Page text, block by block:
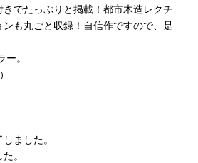
でたっぷりと掲載！都市木造レクチ
ンも丸ごと収録！自信作ですので、是
。
ました。
。